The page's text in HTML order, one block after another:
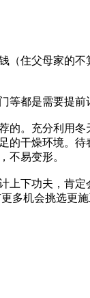
住父母家的
都是需要提
。充分利用
干燥环境。
不易变形。
下功夫，肯
多机会挑选更施